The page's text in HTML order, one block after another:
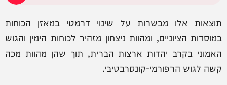
תוצאות אלו מבשרות על שינוי דרמטי במאזן הכוחות
במוסדות הציוניים, ומהוות ניצחון מזהיר לכוחות הימין והגוש
האמוני בקרב יהדות ארצות הברית, תוך שהן מהוות מכה
קשה לגוש הרפורמי-קונסרבטיבי.